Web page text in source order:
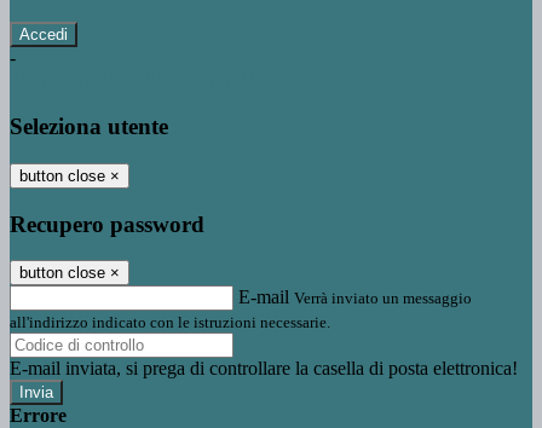
-
Seleziona utente
button close ×
Recupero password
button close ×
E-mail Verrà inviato un messaggio
all'indirizzo indicato con le istruzioni necessarie.
E-mail inviata, si prega di controllare la casella di posta elettronica!
Errore